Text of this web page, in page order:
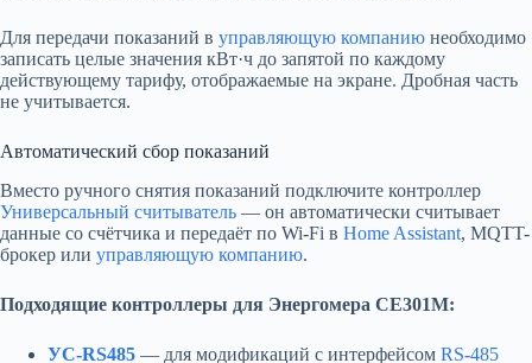
Для передачи показаний в управляющую компанию необходимо
записать целые значения кВт·ч до запятой по каждому
действующему тарифу, отображаемые на экране. Дробная часть
не учитывается.
Автоматический сбор показаний
Вместо ручного снятия показаний подключите контроллер
Универсальный считыватель — он автоматически считывает
данные со счётчика и передаёт по Wi-Fi в Home Assistant, MQTT-
брокер или управляющую компанию.
Подходящие контроллеры для Энергомера CE301M:
УС-RS485 — для модификаций с интерфейсом RS-485